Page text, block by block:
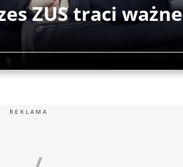
ZUS traci ważne
REKLAMA